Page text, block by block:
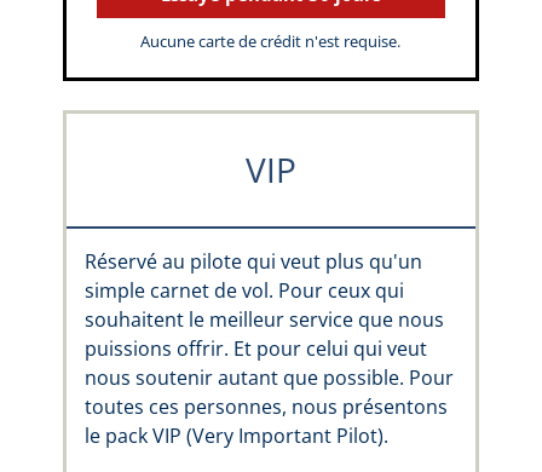
Aucune carte de crédit n'est requise.
VIP
Réservé au pilote qui veut plus qu'un
simple carnet de vol. Pour ceux qui
souhaitent le meilleur service que nous
puissions offrir. Et pour celui qui veut
nous soutenir autant que possible. Pour
toutes ces personnes, nous présentons
le pack VIP (Very Important Pilot).